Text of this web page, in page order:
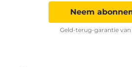
Neem
Geld-terug-garantie van